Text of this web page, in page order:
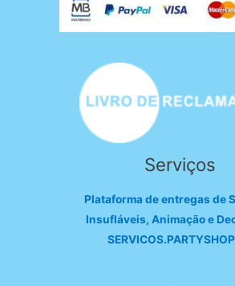
Serviços
Plataforma de entregas de
Insufláveis, Animação e